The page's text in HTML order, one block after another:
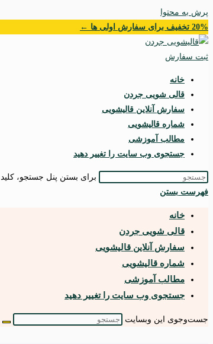
پرش به محتوا
20% تخفیف برای سفارش اولی ها ←
ثبت سفارش
خانه
قالی شویی جردن
سفارش آنلاین قالیشویی
شماره قالیشویی
مطالب آموزشی
جستجوی وب سایت را تغییر دهید
برای بستن پنل جستجو، کلید Escape را فشار دهید.
فهرست بستن
خانه
قالی شویی جردن
سفارش آنلاین قالیشویی
شماره قالیشویی
مطالب آموزشی
جستجوی وب سایت را تغییر دهید
جست‌وجوی این وبسایت